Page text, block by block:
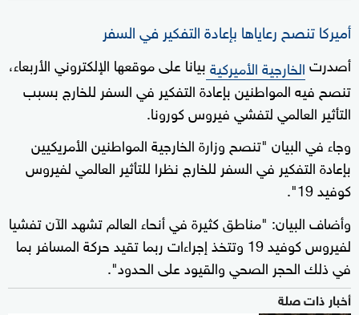
أميركا تنصح رعاياها بإعادة التفكير في السفر
أصدرتالخارجية الأميركيةبيانا على موقعها الإلكتروني الأربعاء،
تنصح فيه المواطنين بإعادة التفكير في السفر للخارج بسبب
التأثير العالمي لتفشي فيروس كورونا.
وجاء في البيان "تنصح وزارة الخارجية المواطنين الأمريكيين
بإعادة التفكير في السفر للخارج نظرا للتأثير العالمي لفيروس
كوفيد 19".
وأضاف البيان: "مناطق كثيرة في أنحاء العالم تشهد الآن تفشيا
لفيروس كوفيد 19 وتتخذ إجراءات ربما تقيد حركة المسافر بما
في ذلك الحجر الصحي والقيود على الحدود".
أخبار ذات صلة